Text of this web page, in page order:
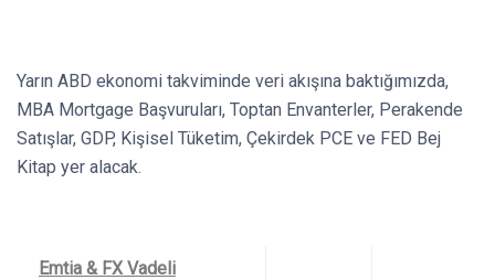
Yarın ABD ekonomi takviminde veri akışına baktığımızda,
MBA Mortgage Başvuruları, Toptan Envanterler, Perakende
Satışlar, GDP, Kişisel Tüketim, Çekirdek PCE ve FED Bej
Kitap yer alacak.
Emtia & FX Vadeli